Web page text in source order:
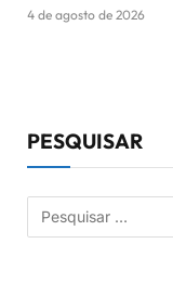
4 de agosto de 2026
PESQUISAR